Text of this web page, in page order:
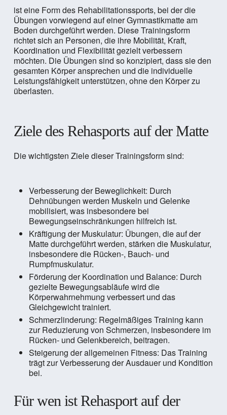
ist eine Form des Rehabilitationssports, bei der die
Übungen vorwiegend auf einer Gymnastikmatte am
Boden durchgeführt werden. Diese Trainingsform
richtet sich an Personen, die ihre Mobilität, Kraft,
Koordination und Flexibilität gezielt verbessern
möchten. Die Übungen sind so konzipiert, dass sie den
gesamten Körper ansprechen und die individuelle
Leistungsfähigkeit unterstützen, ohne den Körper zu
überlasten.
Ziele des Rehasports auf der Matte
Die wichtigsten Ziele dieser Trainingsform sind:
Verbesserung der Beweglichkeit: Durch
Dehnübungen werden Muskeln und Gelenke
mobilisiert, was insbesondere bei
Bewegungseinschränkungen hilfreich ist.
Kräftigung der Muskulatur: Übungen, die auf der
Matte durchgeführt werden, stärken die Muskulatur,
insbesondere die Rücken-, Bauch- und
Rumpfmuskulatur.
Förderung der Koordination und Balance: Durch
gezielte Bewegungsabläufe wird die
Körperwahrnehmung verbessert und das
Gleichgewicht trainiert.
Schmerzlinderung: Regelmäßiges Training kann
zur Reduzierung von Schmerzen, insbesondere im
Rücken- und Gelenkbereich, beitragen.
Steigerung der allgemeinen Fitness: Das Training
trägt zur Verbesserung der Ausdauer und Kondition
bei.
Für wen ist Rehasport auf der